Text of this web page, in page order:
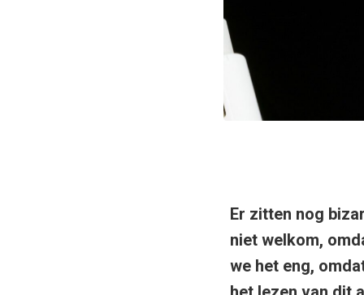
Er zitten nog
niet welkom,
we het eng,